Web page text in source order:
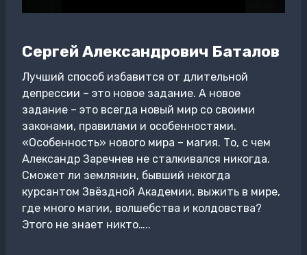
Сергей Александрович Баталов
Лучший способ избавится от длительной
депрессии – это новое задание. А новое
задание – это всегда новый мир со своими
законами, правилами и особенностями.
«Особенность» нового мира – магия. То, с чем
Александр Заречнев не сталкивался никогда.
Сможет ли землянин, бывший некогда
курсантом Звёздной Академии, выжить в мире,
где много магии, волшебства и колдовства?
Этого не знает никто…..